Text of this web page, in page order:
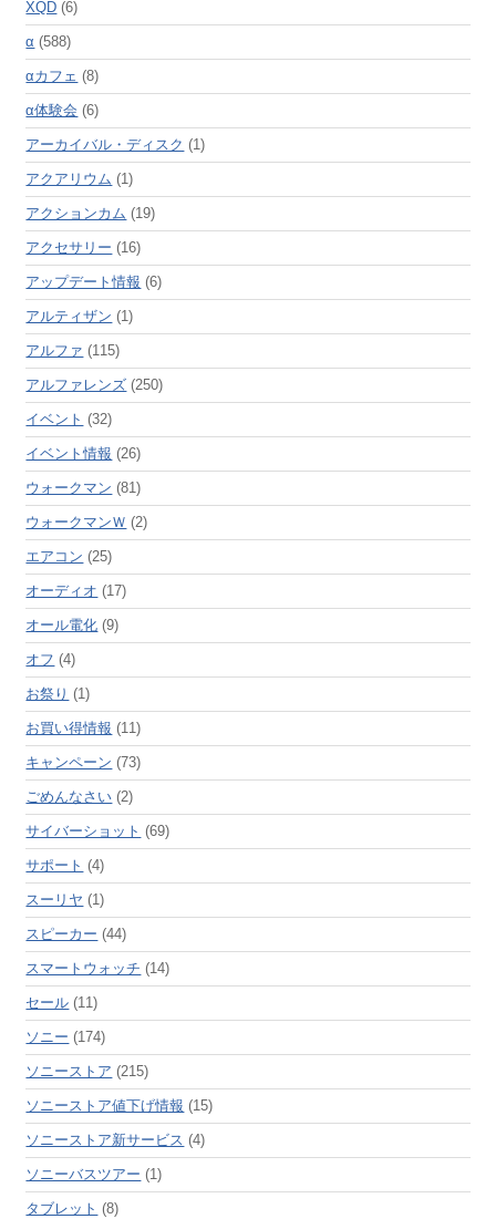
XQD (6)
α (588)
αカフェ (8)
α体験会 (6)
アーカイバル・ディスク (1)
アクアリウム (1)
アクションカム (19)
アクセサリー (16)
アップデート情報 (6)
アルティザン (1)
アルファ (115)
アルファレンズ (250)
イベント (32)
イベント情報 (26)
ウォークマン (81)
ウォークマンＷ (2)
エアコン (25)
オーディオ (17)
オール電化 (9)
オフ (4)
お祭り (1)
お買い得情報 (11)
キャンペーン (73)
ごめんなさい (2)
サイバーショット (69)
サポート (4)
スーリヤ (1)
スピーカー (44)
スマートウォッチ (14)
セール (11)
ソニー (174)
ソニーストア (215)
ソニーストア値下げ情報 (15)
ソニーストア新サービス (4)
ソニーバスツアー (1)
タブレット (8)